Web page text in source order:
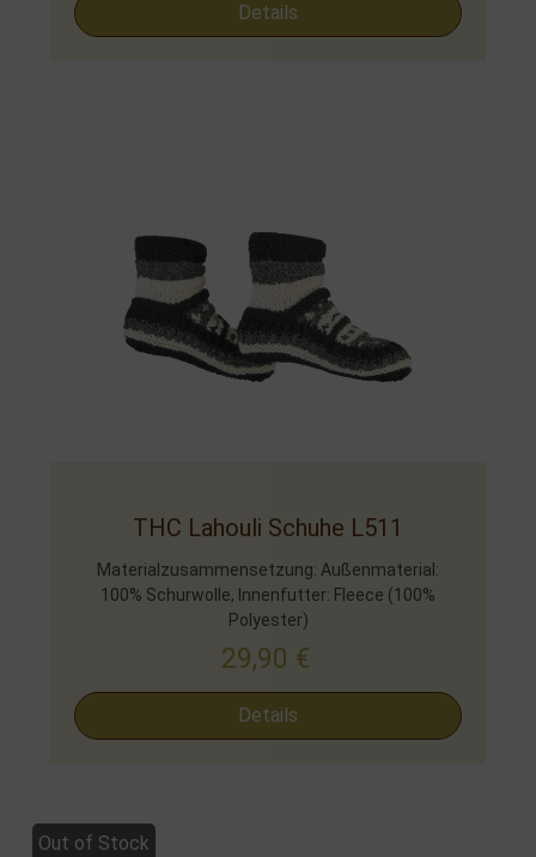
Details
THC Lahouli Schuhe L511
Materialzusammensetzung: Außenmaterial:
100% Schurwolle, Innenfutter: Fleece (100%
Polyester)
29,90 €
Details
Out of Stock